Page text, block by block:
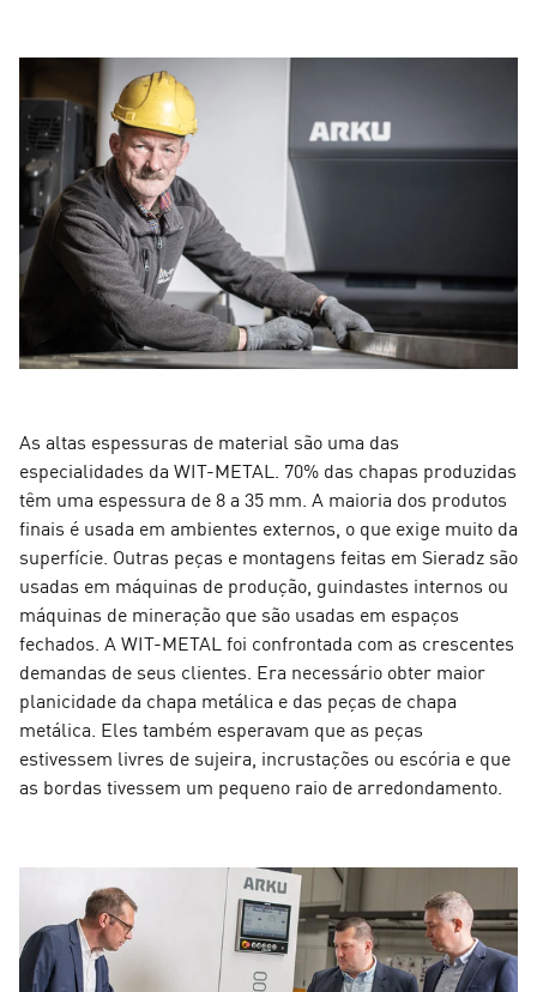
As altas espessuras de material são uma das
especialidades da WIT-METAL. 70% das chapas produzidas
têm uma espessura de 8 a 35 mm. A maioria dos produtos
finais é usada em ambientes externos, o que exige muito da
superfície. Outras peças e montagens feitas em Sieradz são
usadas em máquinas de produção, guindastes internos ou
máquinas de mineração que são usadas em espaços
fechados. A WIT-METAL foi confrontada com as crescentes
demandas de seus clientes. Era necessário obter maior
planicidade da chapa metálica e das peças de chapa
metálica. Eles também esperavam que as peças
estivessem livres de sujeira, incrustações ou escória e que
as bordas tivessem um pequeno raio de arredondamento.